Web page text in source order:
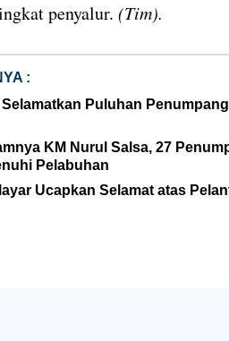
penyalur. (Tim).
:
Puluhan
KM Nurul Salsa, 27
Pelabuhan
Ucapkan Selamat atas